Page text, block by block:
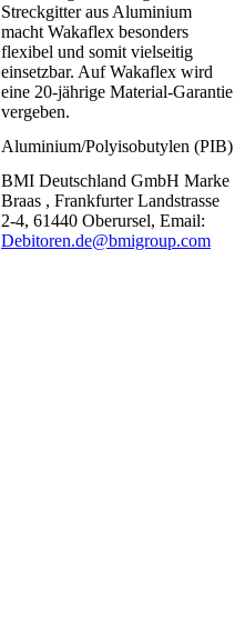
Streckgitter aus Aluminium
macht Wakaflex besonders
flexibel und somit vielseitig
einsetzbar. Auf Wakaflex wird
eine 20-jährige Material-Garantie
vergeben.
Aluminium/Polyisobutylen (PIB)
BMI Deutschland GmbH Marke
Braas , Frankfurter Landstrasse
2-4, 61440 Oberursel, Email:
Debitoren.de@bmigroup.com